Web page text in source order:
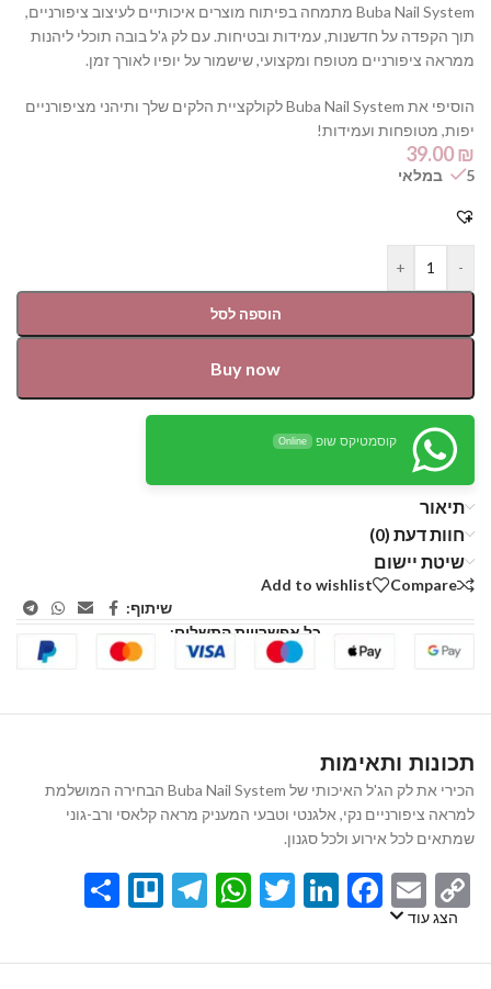
Buba Nail System מתמחה בפיתוח מוצרים איכותיים לעיצוב ציפורניים,
תוך הקפדה על חדשנות, עמידות ובטיחות. עם לק ג'ל בובה תוכלי ליהנות
ממראה ציפורניים מטופח ומקצועי, שישמור על יופיו לאורך זמן.
הוסיפי את Buba Nail System לקולקציית הלקים שלך ותיהני מציפורניים
יפות, מטופחות ועמידות!
39.00₪
5 במלאי
-
+
הוספה לסל
Buy now
קוסמטיקס שופ Online
תיאור
חוות דעת (0)
שיטת יישום
Compare
Add to wishlist
שיתוף:
כל אפשרויות התשלום:
תכונות ותאימות
הכירי את לק הג'ל האיכותי של Buba Nail System הבחירה המושלמת
למראה ציפורניים נקי, אלגנטי וטבעי המעניק מראה קלאסי ורב-גוני
שמתאים לכל אירוע ולכל סגנון.
Copy
Link
Email
Facebook
LinkedIn
Twitter
WhatsApp
Telegram
Trello
הצג עוד